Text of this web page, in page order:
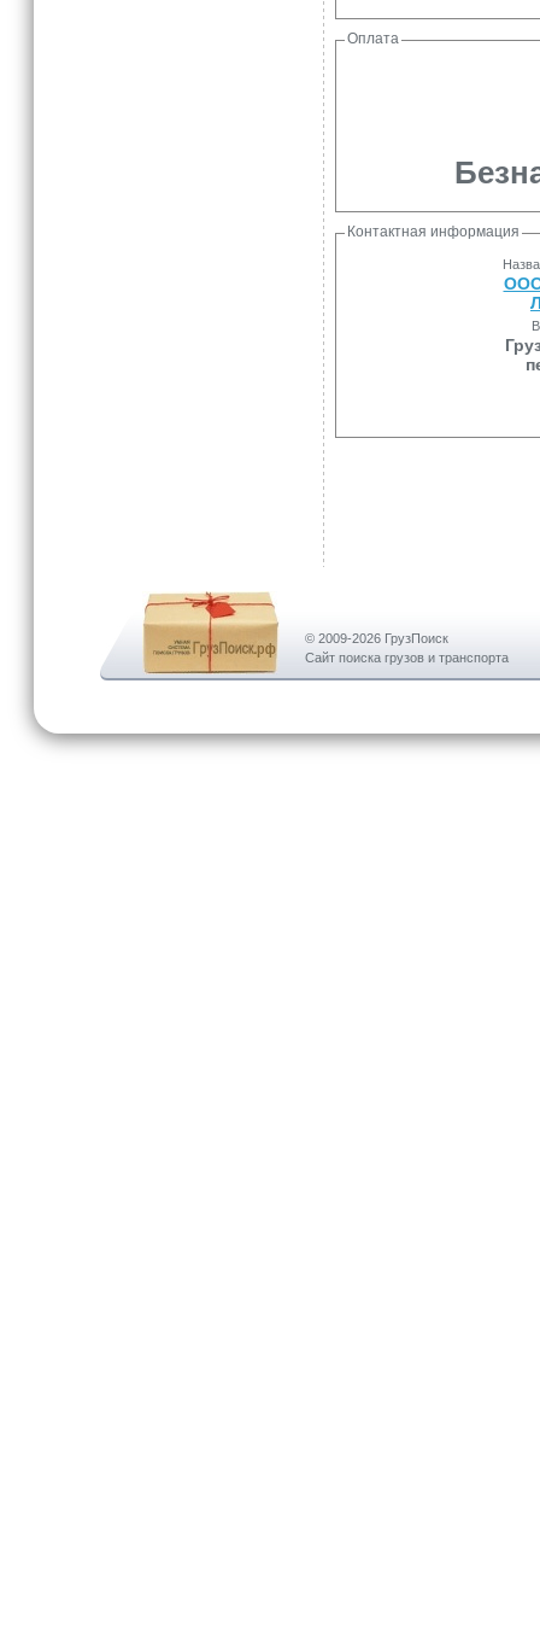
Оплата
Контактная информация
© 2009-2026 ГрузПоиск
Сайт поиска грузов и транспорта